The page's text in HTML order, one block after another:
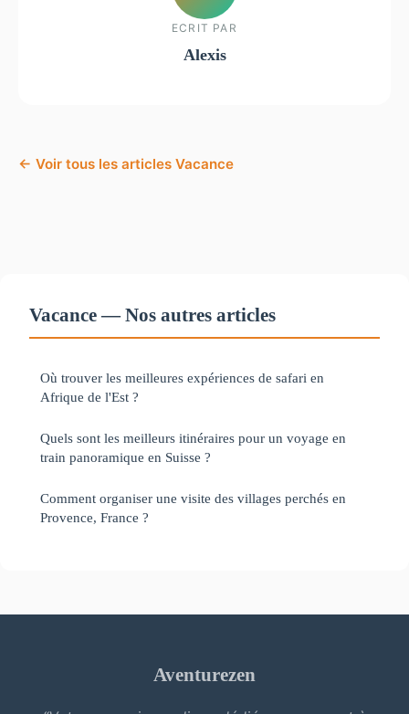
ECRIT PAR
Alexis
← Voir tous les articles Vacance
Vacance — Nos autres articles
Où trouver les meilleures expériences de safari en
Afrique de l'Est ?
Quels sont les meilleurs itinéraires pour un voyage en
train panoramique en Suisse ?
Comment organiser une visite des villages perchés en
Provence, France ?
Aventurezen